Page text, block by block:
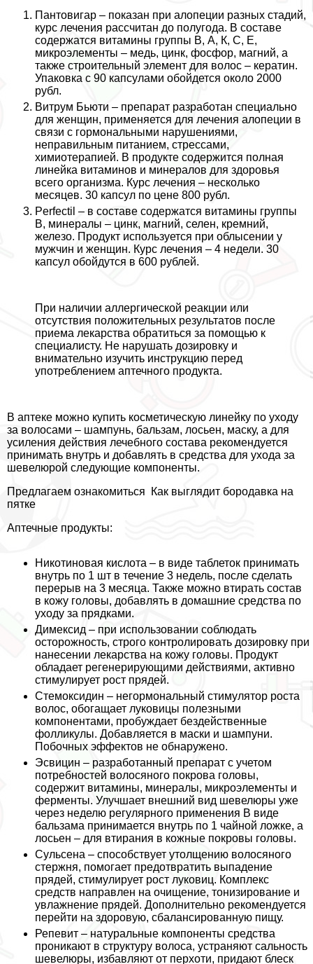
Пантовигар – показан при алопеции разных стадий,
курс лечения рассчитан до полугода. В составе
содержатся витамины группы В, А, К, С, Е,
микроэлементы – медь, цинк, фосфор, магний, а
также строительный элемент для волос – кератин.
Упаковка с 90 капсулами обойдется около 2000
рубл.
Витрум Бьюти – препарат разработан специально
для женщин, применяется для лечения алопеции в
связи с гормональными нарушениями,
неправильным питанием, стрессами,
химиотерапией. В продукте содержится полная
линейка витаминов и минералов для здоровья
всего организма. Курс лечения – несколько
месяцев. 30 капсул по цене 800 рубл.
Perfectil – в составе содержатся витамины группы
В, минералы – цинк, магний, селен, кремний,
железо. Продукт используется при облысении у
мужчин и женщин. Курс лечения – 4 недели. 30
капсул обойдутся в 600 рублей.
При наличии аллергической реакции или
отсутствия положительных результатов после
приема лекарства обратиться за помощью к
специалисту. Не нарушать дозировку и
внимательно изучить инструкцию перед
употрeблением аптечного продукта.
В аптеке можно купить косметическую линейку по уходу
за волосами – шампунь, бальзам, лосьен, маску, а для
усиления действия лечебного состава рекомендуется
принимать внутрь и добавлять в средства для ухода за
шевелюрой следующие компоненты.
Предлагаем ознакомиться
Как выглядит бородавка на
пятке
Аптечные продукты:
Никотиновая кислота – в виде таблеток принимать
внутрь по 1 шт в течение 3 недель, после сделать
перерыв на 3 месяца. Также можно втирать состав
в кожу головы, добавлять в домашние средства по
уходу за прядками.
Димексид – при использовании соблюдать
осторожность, строго контролировать дозировку при
нанесении лекарства на кожу головы. Продукт
обладает регенерирующими действиями, активно
стимулирует рост прядей.
Стемоксидин – негормональный стимулятор роста
волос, обогащает луковицы полезными
компонентами, пробуждает бездейственные
фолликулы. Добавляется в маски и шампуни.
Побочных эффектов не обнаружено.
Эсвицин – разработанный препарат с учетом
потребностей волосяного покрова головы,
содержит витамины, минералы, микроэлементы и
ферменты. Улучшает внешний вид шевелюры уже
через неделю регулярного применения В виде
бальзама принимается внутрь по 1 чайной ложке, а
лосьен – для втирания в кожные покровы головы.
Сульсена – способствует утолщению волосяного
стержня, помогает предотвратить выпадение
прядей, стимулирует рост луковиц. Комплекс
средств направлен на очищение, тонизирование и
увлажнение прядей. Дополнительно рекомендуется
перейти на здоровую, сбалансированную пищу.
Репевит – натуральные компоненты средства
проникают в структуру волоса, устраняют сальность
шевелюры, избавляют от перхоти, придают блеск